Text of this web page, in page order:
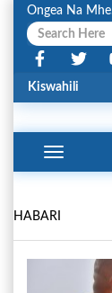
Ongea Na
Toggle
Navigation
HABARI